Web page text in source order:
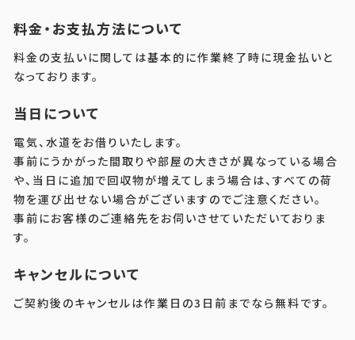
料金・お支払方法について
料金の支払いに関しては基本的に作業終了時に現金払いと
なっております。
当日について
電気、水道をお借りいたします。
事前にうかがった間取りや部屋の大きさが異なっている場合
や、当日に追加で回収物が増えてしまう場合は、すべての荷
物を運び出せない場合がございますのでご注意ください。
事前にお客様のご連絡先をお伺いさせていただいておりま
す。
キャンセルについて
ご契約後のキャンセルは作業日の3日前までなら無料です。